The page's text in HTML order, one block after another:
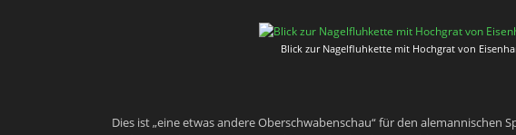
Blick zur Nagelfluhkette mit Hochgrat von
Dies ist „eine etwas andere Oberschwabenschau“ für den